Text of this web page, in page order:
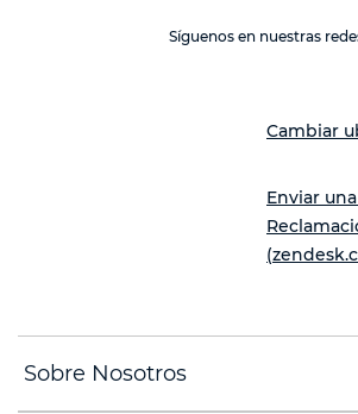
Síguenos en nuestras
Cambiar
Enviar
Sobre Nosotros